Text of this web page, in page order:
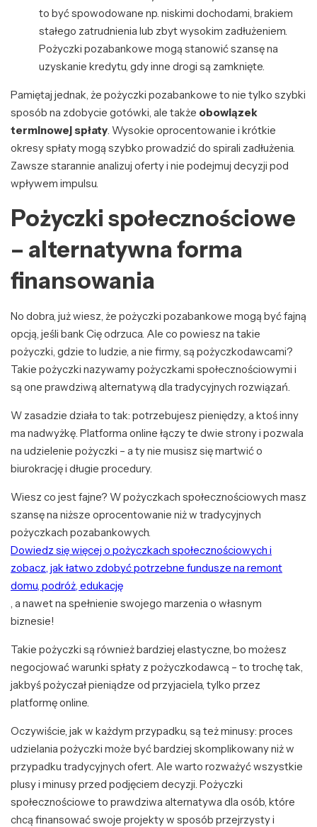
to być spowodowane np. niskimi dochodami, brakiem
stałego zatrudnienia lub zbyt wysokim zadłużeniem.
Pożyczki pozabankowe mogą stanowić szansę na
uzyskanie kredytu, gdy inne drogi są zamknięte.
Pamiętaj jednak, że pożyczki pozabankowe to nie tylko szybki
sposób na zdobycie gotówki, ale także obowiązek
terminowej spłaty. Wysokie oprocentowanie i krótkie
okresy spłaty mogą szybko prowadzić do spirali zadłużenia.
Zawsze starannie analizuj oferty i nie podejmuj decyzji pod
wpływem impulsu.
Pożyczki społecznościowe
– alternatywna forma
finansowania
No dobra, już wiesz, że pożyczki pozabankowe mogą być fajną
opcją, jeśli bank Cię odrzuca. Ale co powiesz na takie
pożyczki, gdzie to ludzie, a nie firmy, są pożyczkodawcami?
Takie pożyczki nazywamy pożyczkami społecznościowymi i
są one prawdziwą alternatywą dla tradycyjnych rozwiązań.
W zasadzie działa to tak: potrzebujesz pieniędzy, a ktoś inny
ma nadwyżkę. Platforma online łączy te dwie strony i pozwala
na udzielenie pożyczki – a ty nie musisz się martwić o
biurokrację i długie procedury.
Wiesz co jest fajne? W pożyczkach społecznościowych masz
szansę na niższe oprocentowanie niż w tradycyjnych
pożyczkach pozabankowych.
Dowiedz się więcej o pożyczkach społecznościowych i
zobacz, jak łatwo zdobyć potrzebne fundusze na remont
domu, podróż, edukację
, a nawet na spełnienie swojego marzenia o własnym
biznesie!
Takie pożyczki są również bardziej elastyczne, bo możesz
negocjować warunki spłaty z pożyczkodawcą – to trochę tak,
jakbyś pożyczał pieniądze od przyjaciela, tylko przez
platformę online.
Oczywiście, jak w każdym przypadku, są też minusy: proces
udzielania pożyczki może być bardziej skomplikowany niż w
przypadku tradycyjnych ofert. Ale warto rozważyć wszystkie
plusy i minusy przed podjęciem decyzji. Pożyczki
społecznościowe to prawdziwa alternatywa dla osób, które
chcą finansować swoje projekty w sposób przejrzysty i